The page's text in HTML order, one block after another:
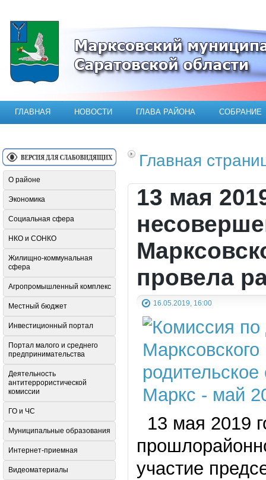
Официальный сайт Марксовского
ГЛАВНАЯ НОВОСТИ ГЛАВА РАЙОНА СОБРАНИЕ
Главная
13 мая
провела
16.05.2019, 16:00
13 мая 2019
участие
О районе
Экономика
Социальная сфера
НКО и СОНКО
Жилищно-коммунальная
сфера
Агропромышленный комплекс
Местный бюджет
Инвестиционный портал
Портал малого и среднего
предпринимательства
Деятельность
антитеррористической
комиссии
ГО и ЧС
Муниципальные образования
Интернет-приемная
Видеоматериалы